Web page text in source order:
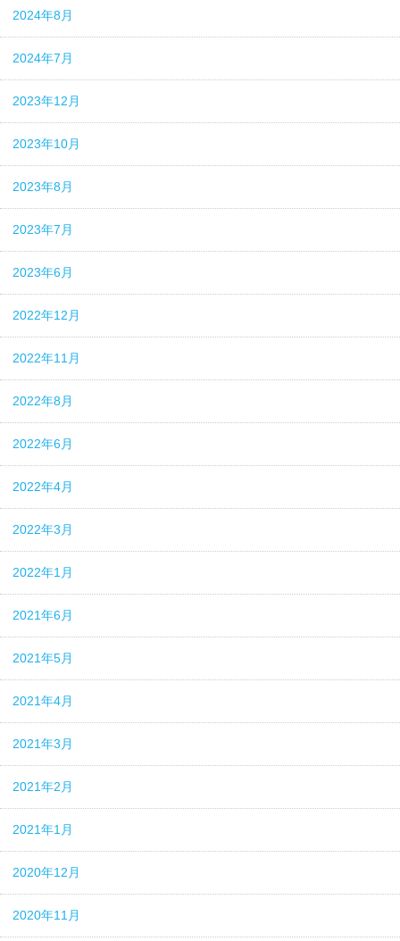
2024年8月
2024年7月
2023年12月
2023年10月
2023年8月
2023年7月
2023年6月
2022年12月
2022年11月
2022年8月
2022年6月
2022年4月
2022年3月
2022年1月
2021年6月
2021年5月
2021年4月
2021年3月
2021年2月
2021年1月
2020年12月
2020年11月